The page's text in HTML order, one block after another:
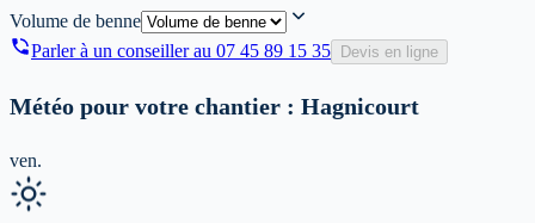
Volume de benne
Parler à un conseiller au 07 45 89 15 35 Devis en ligne
Météo pour votre chantier : Hagnicourt
ven.